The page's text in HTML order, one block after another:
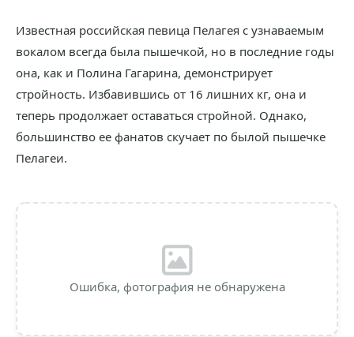
Известная российская певица Пелагея с узнаваемым
вокалом всегда была пышечкой, но в последние годы
она, как и Полина Гагарина, демонстрирует
стройность. Избавившись от 16 лишних кг, она и
теперь продолжает оставаться стройной. Однако,
большинство ее фанатов скучает по былой пышечке
Пелагеи.
Ошибка, фотография не обнаружена